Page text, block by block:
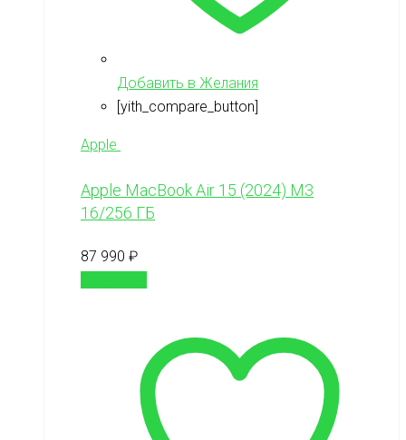
Добавить в Желания
[yith_compare_button]
Apple
Apple MacBook Air 15 (2024) М3
16/256 ГБ
87 990 ₽